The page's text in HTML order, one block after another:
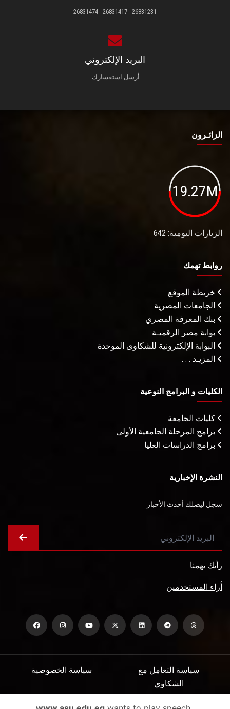
26831231 - 26831417 - 26831474
البريد الإلكتروني
أرسل استفسارك.
الزائـرون
19.27M
الزيارات اليومية: 642
روابط تهمك
خريطة الموقع
الجامعات المصرية
بنك المعرفة المصري
بوابة مصر الرقميـة
البوابة الإلكترونية للشكاوى الموحدة
المزيـد . . .
الكليات و البرامج النوعية
كليات الجامعة
برامج المرحلة الجامعية الأولى
برامج الدراسات العليا
النشرة الإخبارية
سجل ليصلك أحدث الأخبار
رأيك يهمنا
أراء المستخدمين
سياسة الخصوصية
سياسة التعامل مع
الشكاوي
الأسئلة الشائعة ميثاق المتعاملين